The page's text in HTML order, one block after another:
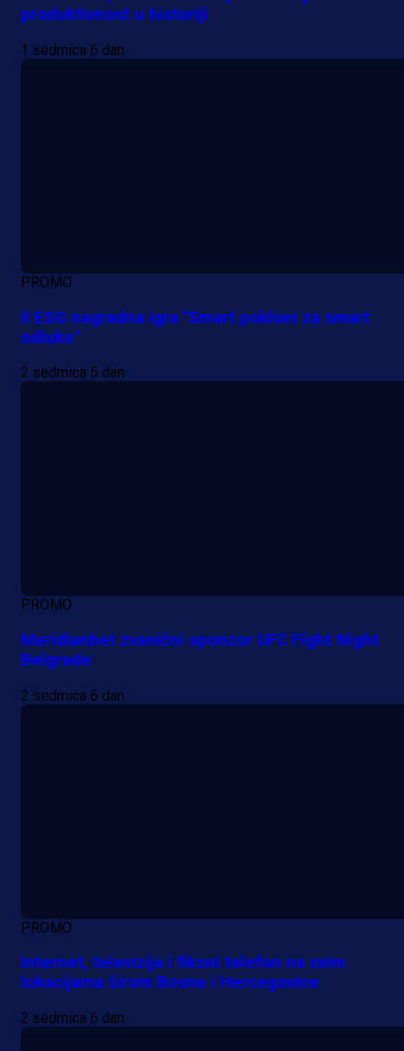
produktivnost u historiji
1 sedmica 6 dan
PROMO
II ESG nagradna igra "Smart pokloni za smart
odluke"
2 sedmica 5 dan
PROMO
Meridianbet zvanični sponzor UFC Fight Night
Belgrade
2 sedmica 6 dan
PROMO
Internet, televizija i fiksni telefon na svim
lokacijama širom Bosne i Hercegovine
2 sedmica 6 dan